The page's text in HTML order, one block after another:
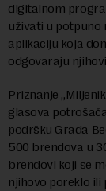
digitalnom
uživati u potpuno
aplikaciju koja
odgovaraju
Priznanje
glasova
podršku Grada
500 brendova u
brendovi koji se
njihovo poreklo ili